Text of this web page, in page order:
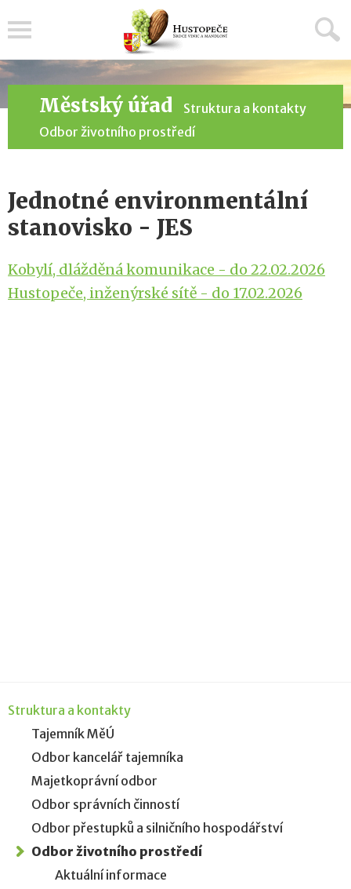
Městský úřad
Struktura a kontakty
Odbor životního prostředí
Jednotné environmentální
stanovisko - JES
Kobylí, dlážděná komunikace - do 22.02.2026
Hustopeče, inženýrské sítě - do 17.02.2026
Struktura a kontakty
Tajemník MěÚ
Odbor kancelář tajemníka
Majetkoprávní odbor
Odbor správních činností
Odbor přestupků a silničního hospodářství
Odbor životního prostředí
Aktuální informace